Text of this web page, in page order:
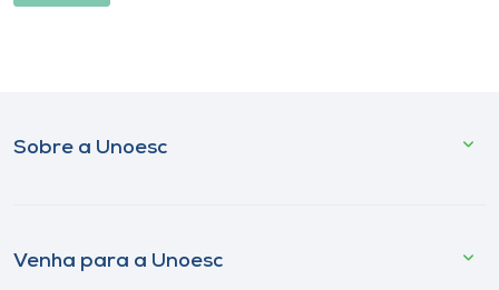
Sobre a Unoesc
Venha para a Unoesc